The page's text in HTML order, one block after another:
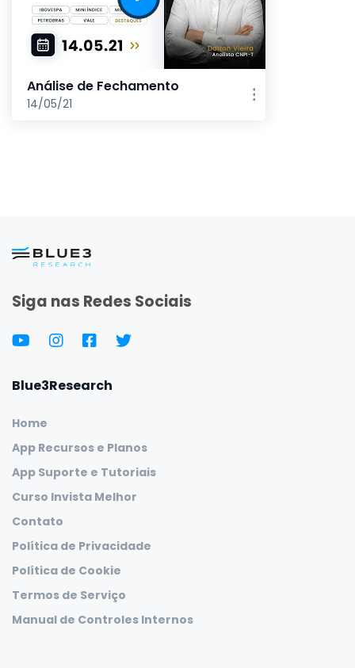
Análise de Fechamento
14/05/21
Siga nas Redes Sociais
Blue3Research
Home
App Recursos e Planos
App Suporte e Tutoriais
Curso Invista Melhor
Contato
Política de Privacidade
Política de Cookie
Termos de Serviço
Manual de Controles Internos